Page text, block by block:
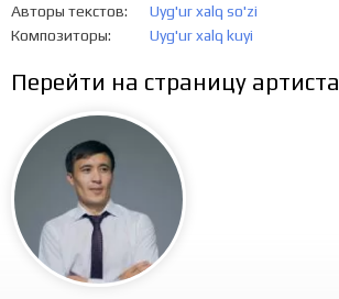
Авторы текстов
Uyg'ur xalq so'zi
Композиторы
Uyg'ur xalq kuyi
Перейти на страницу артиста